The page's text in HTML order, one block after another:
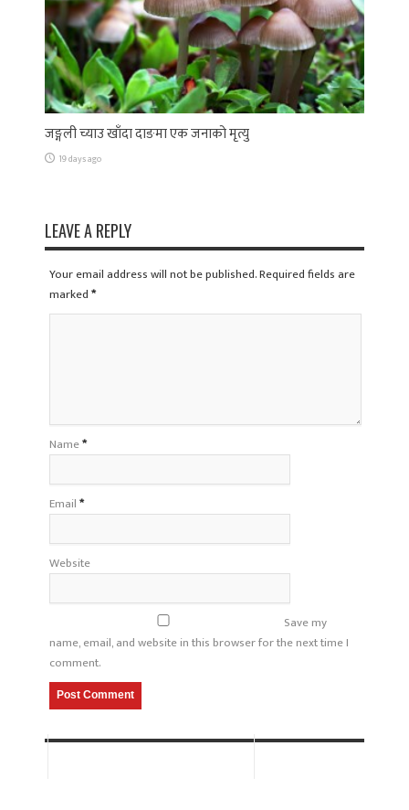
जङ्गली च्याउ खाँदा दाङमा एक जनाको मृत्यु
19 days ago
LEAVE A REPLY
Your email address will not be published. Required fields are
marked*
Name*
Email*
Website
Save my
name, email, and website in this browser for the next time I
comment.